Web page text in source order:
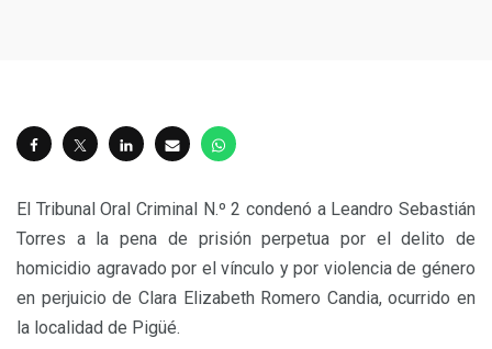
El Tribunal Oral Criminal N.º 2 condenó a Leandro Sebastián
Torres a la pena de prisión perpetua por el delito de
homicidio agravado por el vínculo y por violencia de género
en perjuicio de Clara Elizabeth Romero Candia, ocurrido en
la localidad de Pigüé.